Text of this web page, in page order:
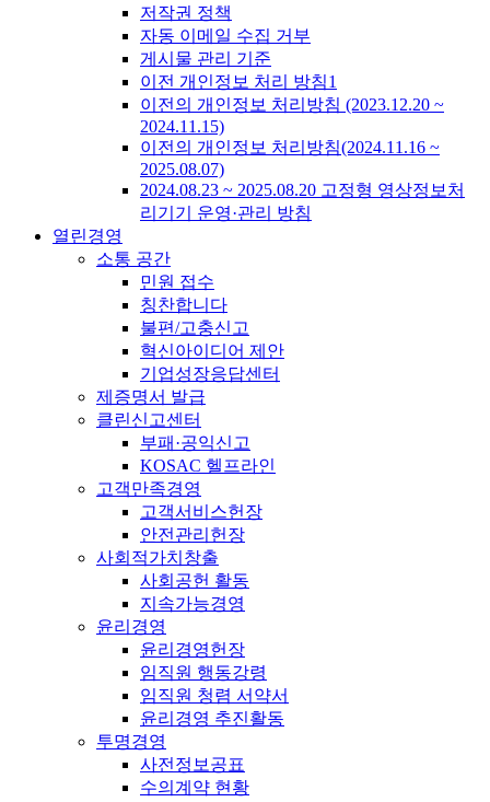
저작권 정책
자동 이메일 수집 거부
게시물 관리 기준
이전 개인정보 처리 방침1
이전의 개인정보 처리방침 (2023.12.20 ~
2024.11.15)
이전의 개인정보 처리방침(2024.11.16 ~
2025.08.07)
2024.08.23 ~ 2025.08.20 고정형 영상정보처
리기기 운영·관리 방침
열린경영
소통 공간
민원 접수
칭찬합니다
불편/고충신고
혁신아이디어 제안
기업성장응답센터
제증명서 발급
클린신고센터
부패·공익신고
KOSAC 헬프라인
고객만족경영
고객서비스헌장
안전관리헌장
사회적가치창출
사회공헌 활동
지속가능경영
윤리경영
윤리경영헌장
임직원 행동강령
임직원 청렴 서약서
윤리경영 추진활동
투명경영
사전정보공표
수의계약 현황